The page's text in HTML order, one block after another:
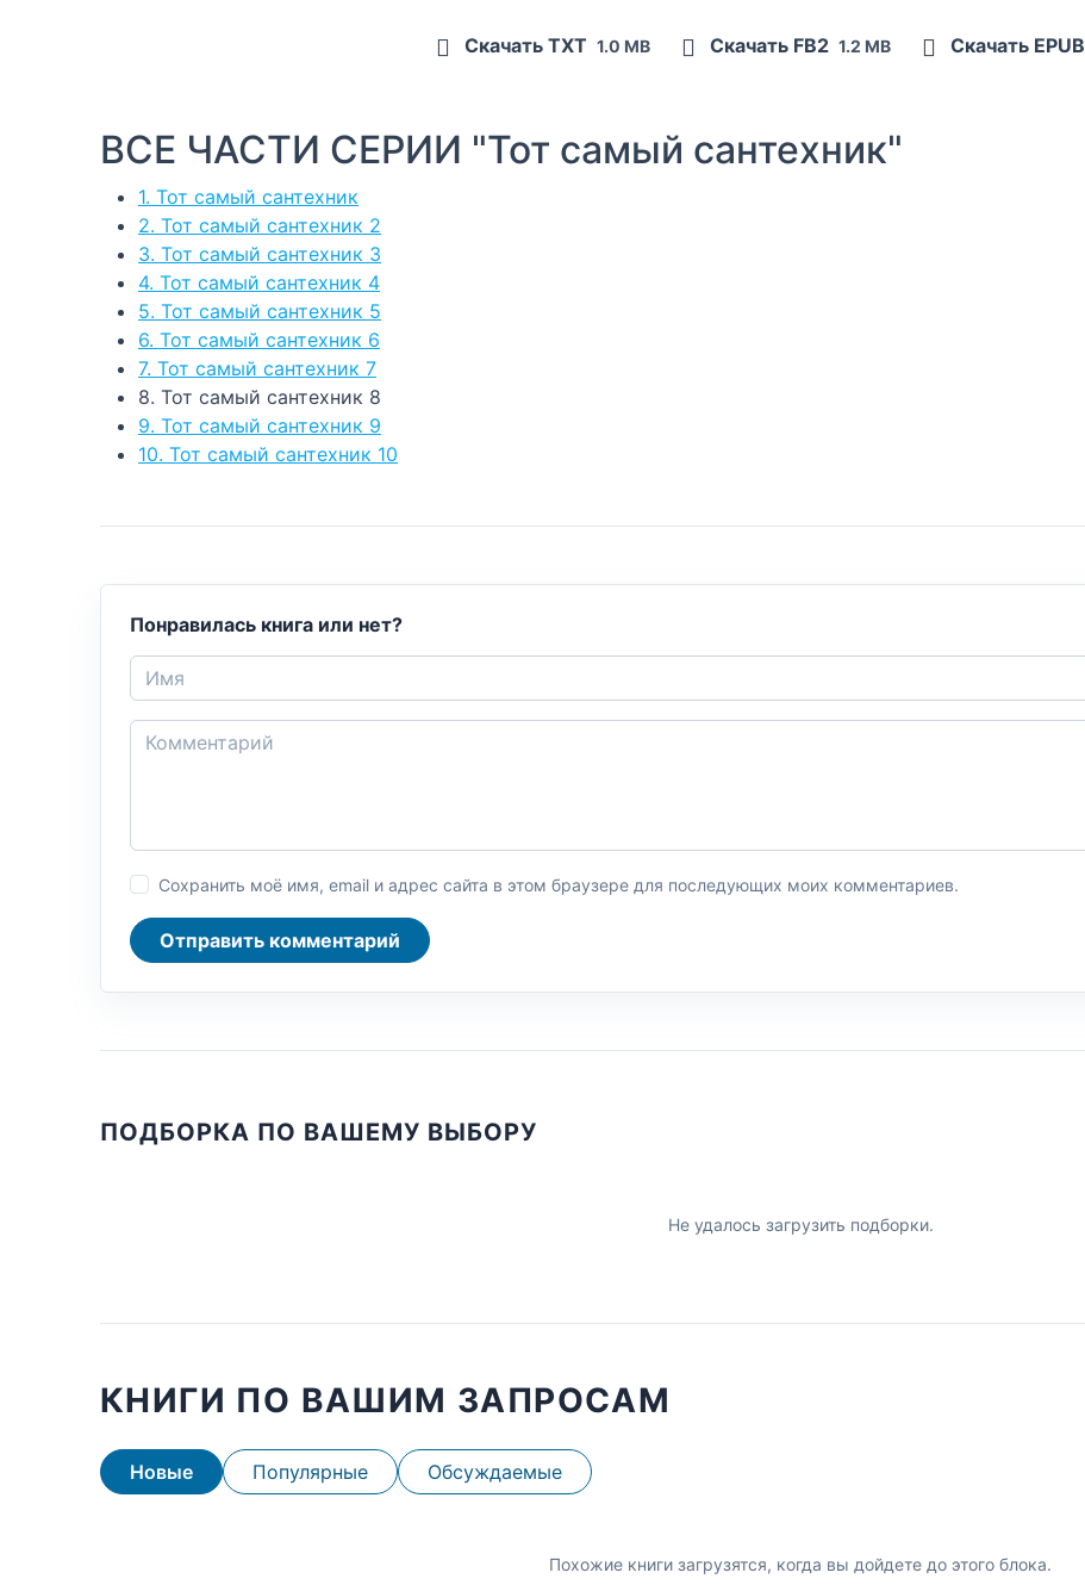
Скачать TXT 1.0 MB Скачать FB2 1.2 MB Скачать EPUB
ВСЕ ЧАСТИ СЕРИИ "Тот самый сантехник"
1. Тот самый сантехник
2. Тот самый сантехник 2
3. Тот самый сантехник 3
4. Тот самый сантехник 4
5. Тот самый сантехник 5
6. Тот самый сантехник 6
7. Тот самый сантехник 7
8. Тот самый сантехник 8
9. Тот самый сантехник 9
10. Тот самый сантехник 10
Понравилась книга или нет?
Сохранить моё имя, email и адрес сайта в этом браузере для последующих моих комментариев.
Отправить комментарий
ПОДБОРКА ПО ВАШЕМУ ВЫБОРУ
Не удалось загрузить подборки.
КНИГИ ПО ВАШИМ ЗАПРОСАМ
Новые Популярные Обсуждаемые
Похожие книги загрузятся, когда вы дойдете до этого блока.